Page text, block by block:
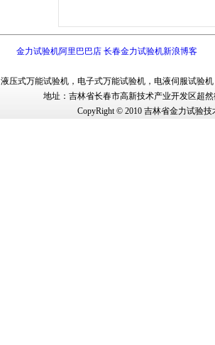
金力试验机阿里巴巴店 长春金力试验机新浪博客
液压式万能试验机， 电子式万能试验机， 电液伺服试验机
地址：吉林省长春市高新技术产业开发区超然
CopyRight © 2010 吉林省金力试验技